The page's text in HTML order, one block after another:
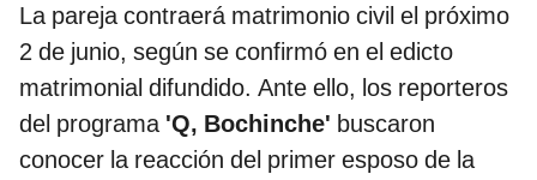
La pareja contraerá matrimonio civil el próximo
2 de junio, según se confirmó en el edicto
matrimonial difundido. Ante ello, los reporteros
del programa 'Q, Bochinche' buscaron
conocer la reacción del primer esposo de la